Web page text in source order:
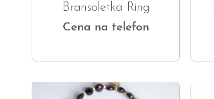
Bransoletka Ring
Cena na telefon